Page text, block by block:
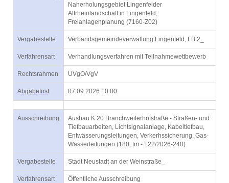
Naherholungsgebiet Lingenfelder
Altrheinlandschaft in Lingenfeld;
Freianlagenplanung (7160-Z02)
Vergabestelle Verbandsgemeindeverwaltung Lingenfeld, FB 2_
Verfahrensart Verhandlungsverfahren mit Teilnahmewettbewerb
Rechtsrahmen UVgO/VgV
Abgabefrist 07.09.2026 10:00
Ausschreibung
Ausbau K 20 Branchweilerhofstraße - Straßen- und
Tiefbauarbeiten, Lichtsignalanlage, Kabeltiefbau,
Entwässerungsleitungen, Verkerhssicherung, Gas-
Wasserleitungen (180, tm - 122/2026-240)
Vergabestelle Stadt Neustadt an der Weinstraße_
Verfahrensart Öffentliche Ausschreibung